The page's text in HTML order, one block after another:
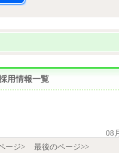
用情報一覧
08
ージ> 最後のページ>>